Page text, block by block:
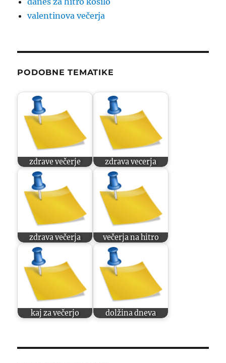
valentinova večerja
PODOBNE TEMATIKE
zdrave večerje zdrava vecerja
zdrava večerja večerja na hitro
kaj za večerjo dolžina dneva